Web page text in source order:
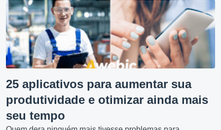
25 aplicativos para aumentar sua
produtividade e otimizar ainda mais
seu tempo